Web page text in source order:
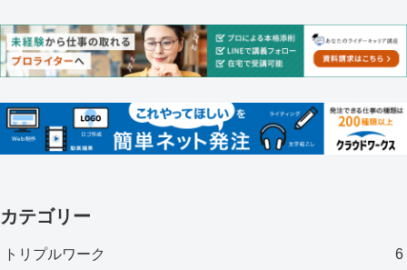
カテゴリー
トリプルワーク 6